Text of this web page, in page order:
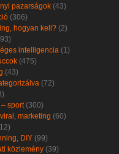
pazarságok (43)
(306)
hogyan kell? (2)
intelligencia (1)
(475)
(43)
(72)
sport(300)
marketing (60)
DIY (99)
közlemény (39)